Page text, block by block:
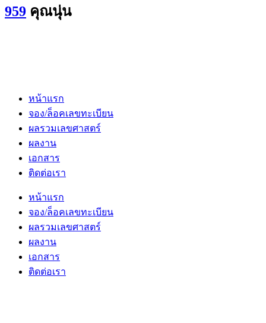
959 คุณนุ่น
หน้าแรก
จอง/ล็อคเลขทะเบียน
ผลรวมเลขศาสตร์
ผลงาน
เอกสาร
ติดต่อเรา
หน้าแรก
จอง/ล็อคเลขทะเบียน
ผลรวมเลขศาสตร์
ผลงาน
เอกสาร
ติดต่อเรา